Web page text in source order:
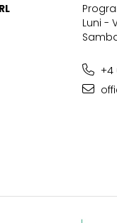
Luni -
+4